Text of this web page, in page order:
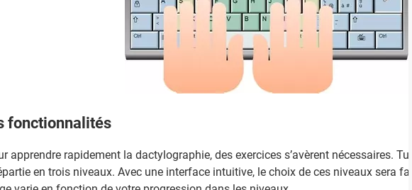
fonctionnalités
apprendre rapidement la dactylographie, des exercices s’avèrent nécessaires.
en trois niveaux. Avec une interface intuitive, le choix de ces niveaux sera